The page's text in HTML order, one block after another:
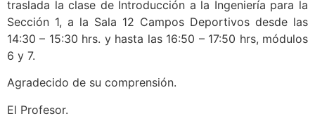
traslada la clase de Introducción a la Ingeniería para la
Sección 1, a la Sala 12 Campos Deportivos desde las
14:30 – 15:30 hrs. y hasta las 16:50 – 17:50 hrs, módulos
6 y 7.
Agradecido de su comprensión.
El Profesor.